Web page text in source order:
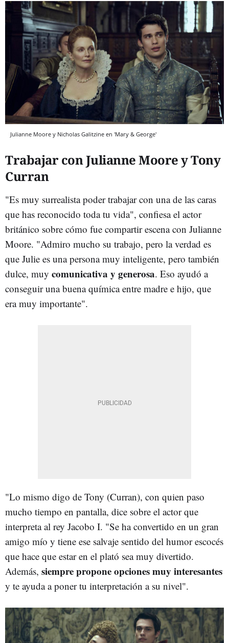
Julianne Moore y Nicholas Galitzine en 'Mary & George'
Trabajar con Julianne Moore y Tony
Curran
"Es muy surrealista poder trabajar con una de las caras
que has reconocido toda tu vida", confiesa el actor
británico sobre cómo fue compartir escena con Julianne
Moore. "Admiro mucho su trabajo, pero la verdad es
que Julie es una persona muy inteligente, pero también
dulce, muy comunicativa y generosa. Eso ayudó a
conseguir una buena química entre madre e hijo, que
era muy importante".
"Lo mismo digo de Tony (Curran), con quien paso
mucho tiempo en pantalla, dice sobre el actor que
interpreta al rey Jacobo I. "Se ha convertido en un gran
amigo mío y tiene ese salvaje sentido del humor escocés
que hace que estar en el plató sea muy divertido.
Además, siempre propone opciones muy interesantes
y te ayuda a poner tu interpretación a su nivel".